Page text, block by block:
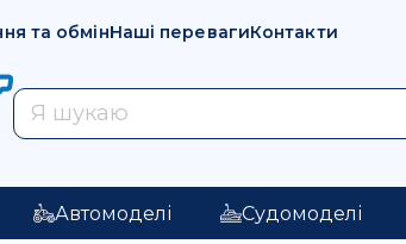
та обмінНаші перевагиКонтакти
Автомоделі Судомоделі